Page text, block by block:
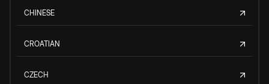
CHINESE
CROATIAN
CZECH